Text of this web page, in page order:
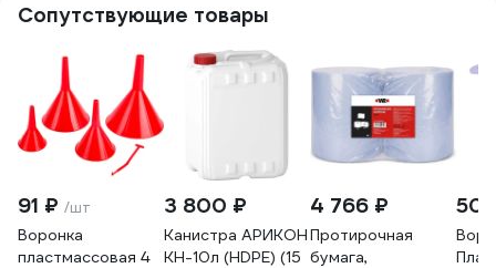
Сопутствующие товары
91 ₽ /шт
Воронка
пластмассовая 4
3 800 ₽
Канистра АРИКОН
КН-10л (HDPE) (15
4 766 ₽
Протирочная
бумага,
50